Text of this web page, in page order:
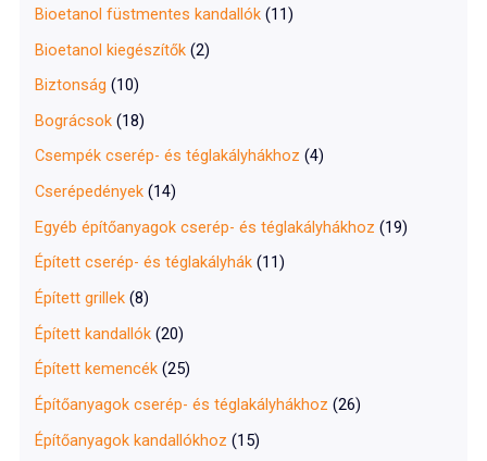
Bioetanol füstmentes kandallók (11)
Bioetanol kiegészítők (2)
Biztonság (10)
Bográcsok (18)
Csempék cserép- és téglakályhákhoz (4)
Cserépedények (14)
Egyéb építőanyagok cserép- és téglakályhákhoz (19)
Épített cserép- és téglakályhák (11)
Épített grillek (8)
Épített kandallók (20)
Épített kemencék (25)
Építőanyagok cserép- és téglakályhákhoz (26)
Építőanyagok kandallókhoz (15)